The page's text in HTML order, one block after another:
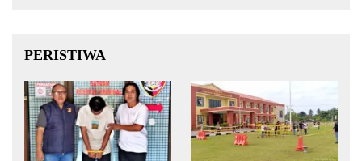
PERISTIWA